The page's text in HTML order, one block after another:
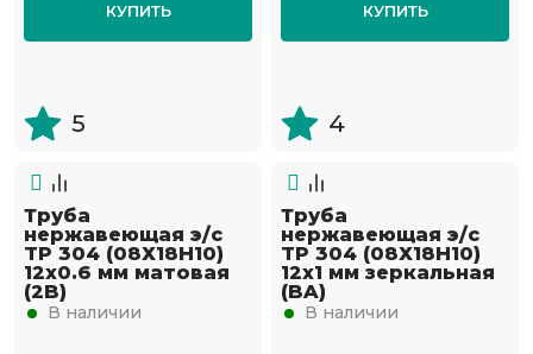
КУПИТЬ
5
КУПИТЬ
4
Труба
нержавеющая э/с
TP 304 (08Х18Н10)
12х0.6 мм матовая
(2B)
В наличии
Труба
нержавеющая э/с
TP 304 (08Х18Н10)
12х1 мм зеркальная
(BA)
В наличии